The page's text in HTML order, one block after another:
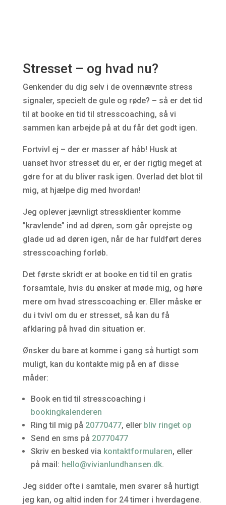
Stresset – og hvad nu?
Genkender du dig selv i de ovennævnte stress
signaler, specielt de gule og røde? – så er det tid
til at booke en tid til stresscoaching, så vi
sammen kan arbejde på at du får det godt igen.
Fortvivl ej – der er masser af håb! Husk at
uanset hvor stresset du er, er der rigtig meget at
gøre for at du bliver rask igen. Overlad det blot til
mig, at hjælpe dig med hvordan!
Jeg oplever jævnligt stressklienter komme
”kravlende” ind ad døren, som går oprejste og
glade ud ad døren igen, når de har fuldført deres
stresscoaching forløb.
Det første skridt er at booke en tid til en gratis
forsamtale, hvis du ønsker at møde mig, og høre
mere om hvad stresscoaching er. Eller måske er
du i tvivl om du er stresset, så kan du få
afklaring på hvad din situation er.
Ønsker du bare at komme i gang så hurtigt som
muligt, kan du kontakte mig på en af disse
måder:
Book en tid til stresscoaching i
bookingkalenderen
Ring til mig på 20770477, eller bliv ringet op
Send en sms på 20770477
Skriv en besked via kontaktformularen, eller
på mail: hello@vivianlundhansen.dk.
Jeg sidder ofte i samtale, men svarer så hurtigt
jeg kan, og altid inden for 24 timer i hverdagene.